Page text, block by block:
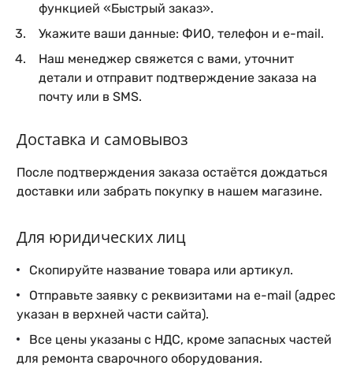
функцией «Быстрый заказ».
Укажите ваши данные: ФИО, телефон и e-mail.
Наш менеджер свяжется с вами, уточнит
детали и отправит подтверждение заказа на
почту или в SMS.
Доставка и самовывоз
После подтверждения заказа остаётся дождаться
доставки или забрать покупку в нашем магазине.
Для юридических лиц
Скопируйте название товара или артикул.
Отправьте заявку с реквизитами на e-mail (адрес
указан в верхней части сайта).
Все цены указаны с НДС, кроме запасных частей
для ремонта сварочного оборудования.